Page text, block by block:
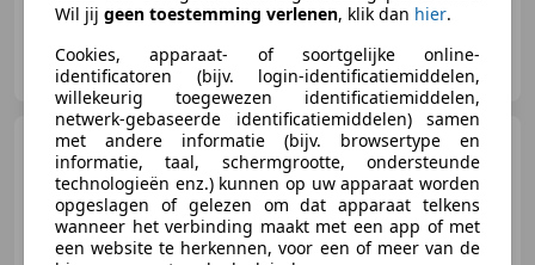
Luca Cars B.V.
NL-3751 BG BUNSCHOTEN-SPAKENBURG
Opel Vivaro2.0 CDTI L1H1
Motor start niet!
Wil jij geen toestemming verlenen, klik dan hier.
Cookies, apparaat- of soortgelijke online-
identificatoren (bijv. login-identificatiemiddelen,
willekeurig toegewezen identificatiemiddelen,
netwerk-gebaseerde identificatiemiddelen) samen
met andere informatie (bijv. browsertype en
informatie, taal, schermgrootte, ondersteunde
technologieën enz.) kunnen op uw apparaat worden
opgeslagen of gelezen om dat apparaat telkens
wanneer het verbinding maakt met een app of met
een website te herkennen, voor een of meer van de